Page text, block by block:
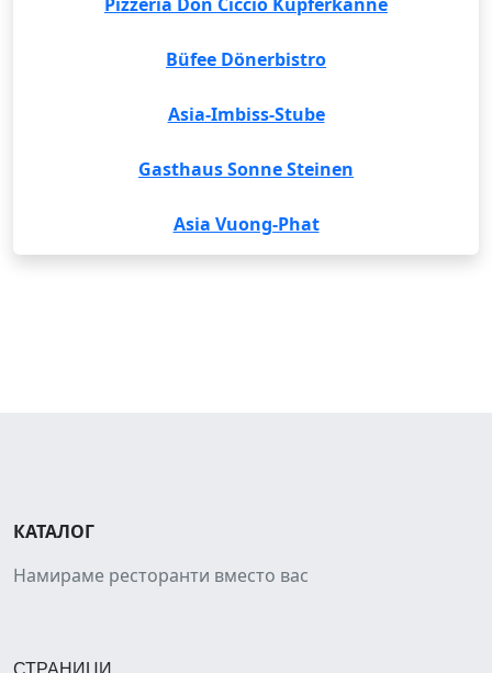
Büfee Dönerbistro
Asia-Imbiss-Stube
Gasthaus Sonne Steinen
Asia Vuong-Phat
КАТАЛОГ
Намираме ресторанти вместо вас
СТРАНИЦИ